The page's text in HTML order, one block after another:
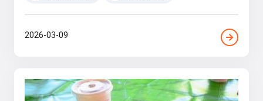
2026-03-09